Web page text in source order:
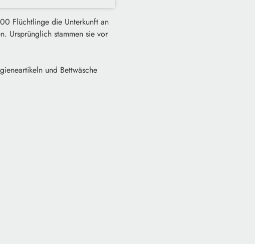
Flüchtlinge die Unterkunft an
Ursprünglich stammen sie vor
und Bettwäsche